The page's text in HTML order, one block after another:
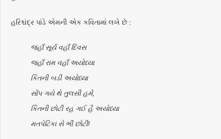
હરિશ્ચંદ્ર પાંડે એમની એક કવિતામાં લખે છે :
જહાઁ સૂર્ય વહાઁ દિવસ
જહાઁ રામ વહાઁ અયોધ્યા
કિતની બડી અયોધ્યા
સોંપ ગયે થે તુલસી હમેં,
કિતની છોટી રહ ગઈ હૈ અયોધ્યા
મતપેટિકા સે ભી છોટી!